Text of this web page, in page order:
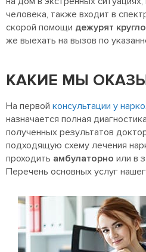
человека, также входит в
скорой помощи дежурят
же выехать на вызов по
КАКИЕ МЫ
На первой консультации у
назначается полная
полученных результатов
подходящую схему лечения
проходить амбулаторно или в
Перечень основных услуг